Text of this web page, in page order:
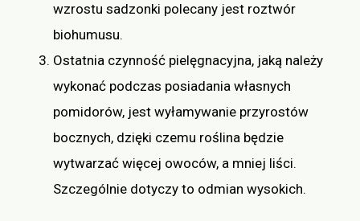
wzrostu sadzonki polecany jest roztwór
biohumusu.
Ostatnia czynność pielęgnacyjna, jaką należy
wykonać podczas posiadania własnych
pomidorów, jest wyłamywanie przyrostów
bocznych, dzięki czemu roślina będzie
wytwarzać więcej owoców, a mniej liści.
Szczególnie dotyczy to odmian wysokich.